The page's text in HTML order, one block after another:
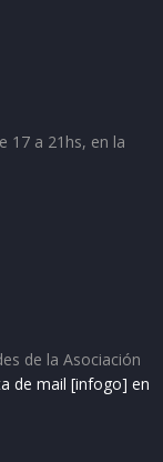
17 a 21hs, en la
de la Asociación
de mail [infogo] en